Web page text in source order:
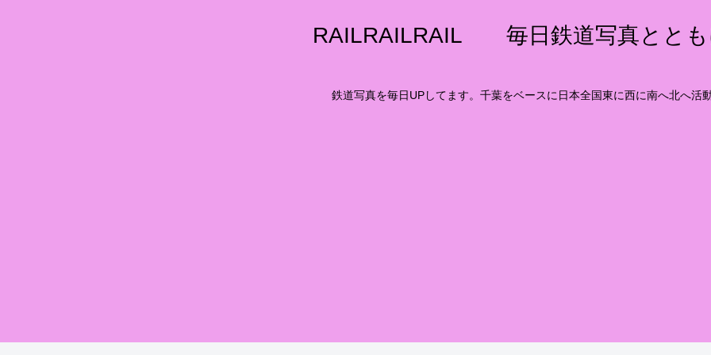
RAILRAILRAIL 毎日鉄道写真ととも
鉄道写真を毎日UPしてます。千葉をベースに日本全国東に西に南へ北へ活